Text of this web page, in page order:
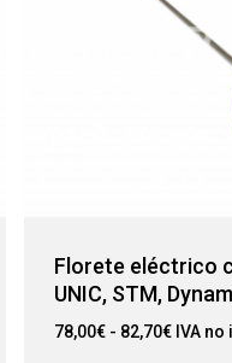
Florete eléctrico
UNIC, STM,
78,00€ - 82,70€Rango
IVA